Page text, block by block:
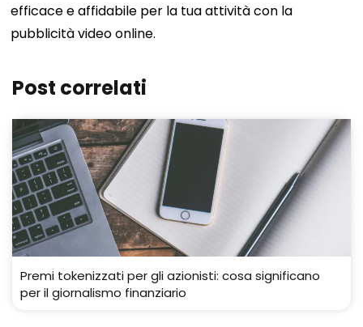
efficace e affidabile per la tua attività con la
pubblicità video online.
Post correlati
Premi tokenizzati per gli azionisti: cosa significano
per il giornalismo finanziario